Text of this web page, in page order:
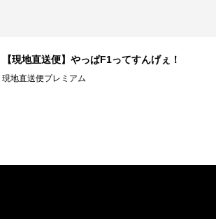
【現地直送便】やっぱF1ってすんげぇ！
現地直送便プレミアム